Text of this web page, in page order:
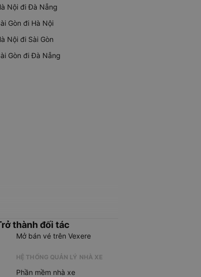
Nội đi Đà Nẵng
Gòn đi Hà Nội
Nội đi Sài Gòn
Gòn đi Đà Nẵng
thành đối tác
Mở bán vé trên Vexere
HỆ THỐNG QUẢN LÝ NHÀ XE
Phần mềm nhà xe